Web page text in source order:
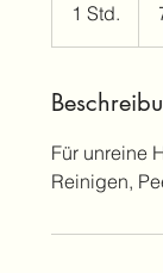
1 Std.
S
d
Für unreine
Reinigen,